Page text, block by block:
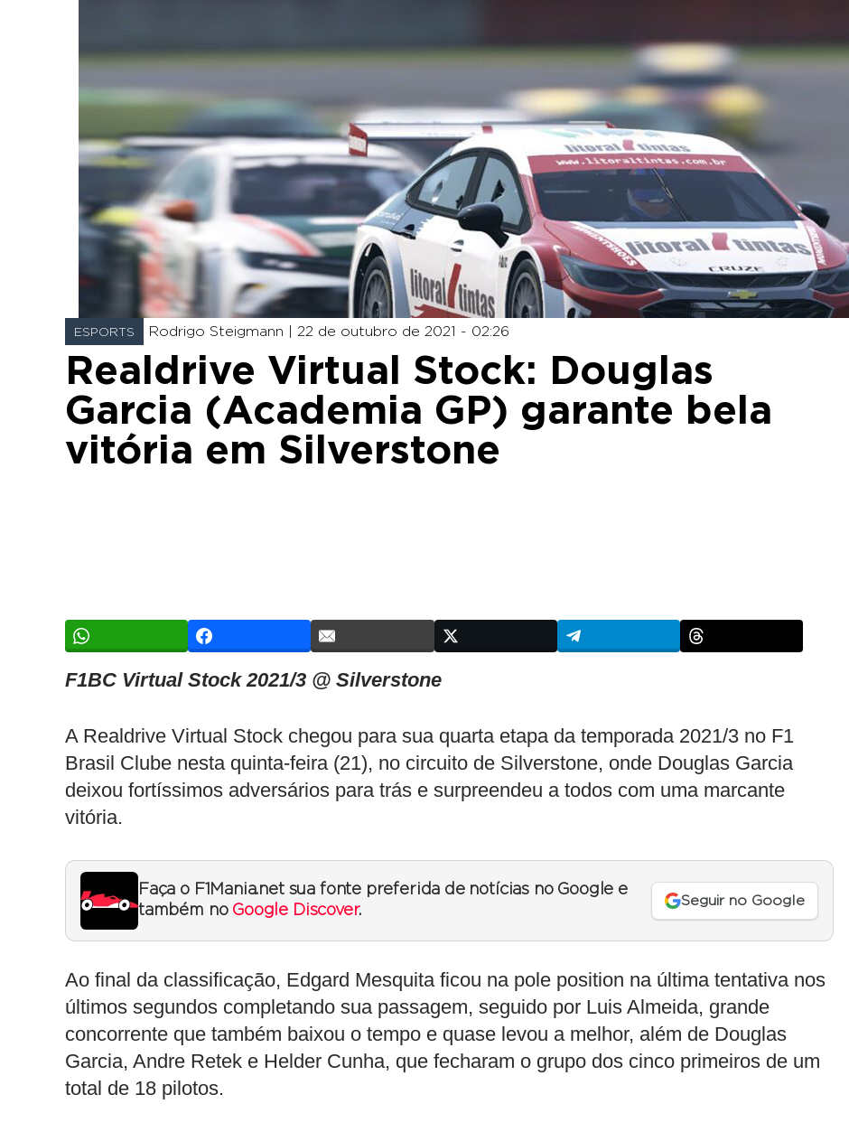
ESPORTS Rodrigo Steigmann | 22 de outubro de 2021 - 02:26
Realdrive Virtual Stock: Douglas
Garcia (Academia GP) garante bela
vitória em Silverstone
F1BC Virtual Stock 2021/3 @ Silverstone
A Realdrive Virtual Stock chegou para sua quarta etapa da temporada 2021/3 no F1
Brasil Clube nesta quinta-feira (21), no circuito de Silverstone, onde Douglas Garcia
deixou fortíssimos adversários para trás e surpreendeu a todos com uma marcante
vitória.
Faça o F1Mania.net sua fonte preferida de notícias no Google e
também no Google Discover.
Seguir no Google
Ao final da classificação, Edgard Mesquita ficou na pole position na última tentativa nos
últimos segundos completando sua passagem, seguido por Luis Almeida, grande
concorrente que também baixou o tempo e quase levou a melhor, além de Douglas
Garcia, Andre Retek e Helder Cunha, que fecharam o grupo dos cinco primeiros de um
total de 18 pilotos.